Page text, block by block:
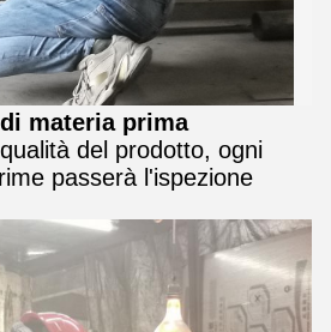
materia prima
del prodotto, ogni
passerà l'ispezione